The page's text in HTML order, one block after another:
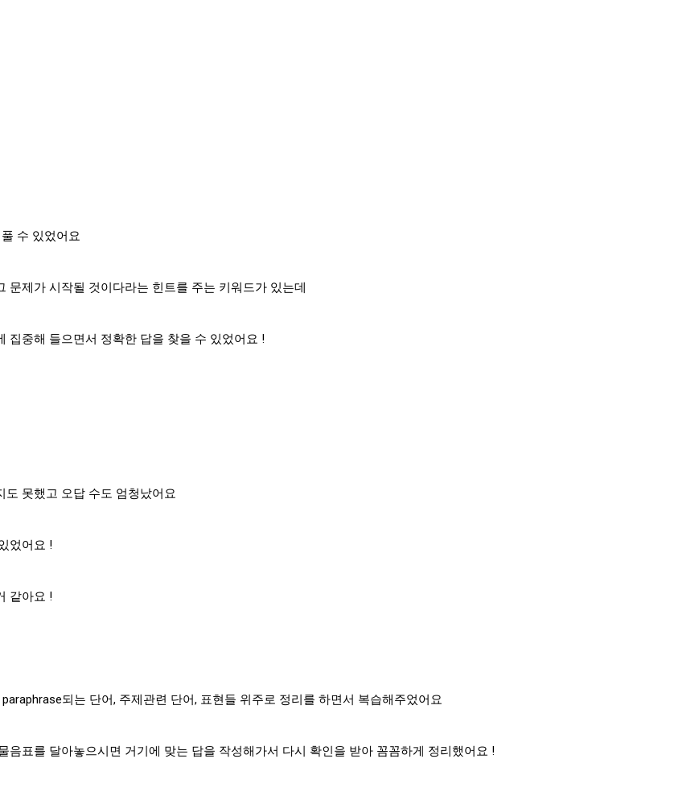
수 있었어요
제가 시작될 것이다라는 힌트를 주는 키워드가 있는데
집중해 들으면서 정확한 답을 찾을 수 있었어요 !
도 못했고 오답 수도 엄청났어요
었어요 !
같아요 !
되는 단어, 주제관련 단어, 표현들 위주로 정리를 하면서 복습해주었어요
표를 달아놓으시면 거기에 맞는 답을 작성해가서 다시 확인을 받아 꼼꼼하게 정리했어요 !